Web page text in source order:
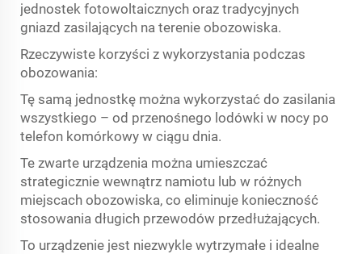
jednostek fotowoltaicznych oraz tradycyjnych
gniazd zasilających na terenie obozowiska.
Rzeczywiste korzyści z wykorzystania podczas
obozowania:
Tę samą jednostkę można wykorzystać do zasilania
wszystkiego – od przenośnego lodówki w nocy po
telefon komórkowy w ciągu dnia.
Te zwarte urządzenia można umieszczać
strategicznie wewnątrz namiotu lub w różnych
miejscach obozowiska, co eliminuje konieczność
stosowania długich przewodów przedłużających.
To urządzenie jest niezwykle wytrzymałe i idealne